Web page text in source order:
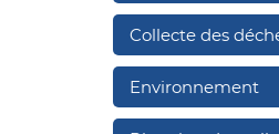
Collecte des
Environnement